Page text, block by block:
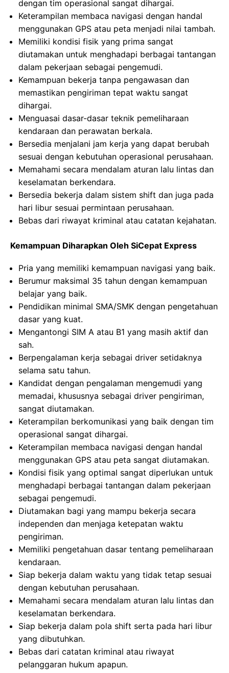
dengan tim operasional sangat dihargai.
Keterampilan membaca navigasi dengan handal
menggunakan GPS atau peta menjadi nilai tambah.
Memiliki kondisi fisik yang prima sangat
diutamakan untuk menghadapi berbagai tantangan
dalam pekerjaan sebagai pengemudi.
Kemampuan bekerja tanpa pengawasan dan
memastikan pengiriman tepat waktu sangat
dihargai.
Menguasai dasar-dasar teknik pemeliharaan
kendaraan dan perawatan berkala.
Bersedia menjalani jam kerja yang dapat berubah
sesuai dengan kebutuhan operasional perusahaan.
Memahami secara mendalam aturan lalu lintas dan
keselamatan berkendara.
Bersedia bekerja dalam sistem shift dan juga pada
hari libur sesuai permintaan perusahaan.
Bebas dari riwayat kriminal atau catatan kejahatan.
Kemampuan Diharapkan Oleh SiCepat Express
Pria yang memiliki kemampuan navigasi yang baik.
Berumur maksimal 35 tahun dengan kemampuan
belajar yang baik.
Pendidikan minimal SMA/SMK dengan pengetahuan
dasar yang kuat.
Mengantongi SIM A atau B1 yang masih aktif dan
sah.
Berpengalaman kerja sebagai driver setidaknya
selama satu tahun.
Kandidat dengan pengalaman mengemudi yang
memadai, khususnya sebagai driver pengiriman,
sangat diutamakan.
Keterampilan berkomunikasi yang baik dengan tim
operasional sangat dihargai.
Keterampilan membaca navigasi dengan handal
menggunakan GPS atau peta sangat diutamakan.
Kondisi fisik yang optimal sangat diperlukan untuk
menghadapi berbagai tantangan dalam pekerjaan
sebagai pengemudi.
Diutamakan bagi yang mampu bekerja secara
independen dan menjaga ketepatan waktu
pengiriman.
Memiliki pengetahuan dasar tentang pemeliharaan
kendaraan.
Siap bekerja dalam waktu yang tidak tetap sesuai
dengan kebutuhan perusahaan.
Memahami secara mendalam aturan lalu lintas dan
keselamatan berkendara.
Siap bekerja dalam pola shift serta pada hari libur
yang dibutuhkan.
Bebas dari catatan kriminal atau riwayat
pelanggaran hukum apapun.